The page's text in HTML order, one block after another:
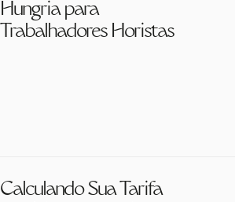
Hungria para
Trabalhadores Horistas
Calculando Sua Tarifa